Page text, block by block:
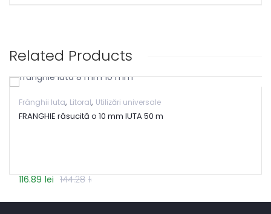
Related Products
Frânghii Iuta, Litoral, Utilizări universale
FRANGHIE răsucită o 10 mm IUTA 50 m
144.28 leiPrețul
116.89 lei
Prețul